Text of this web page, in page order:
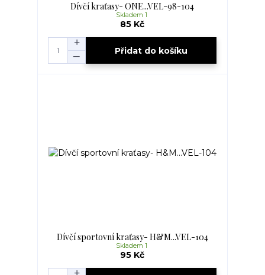
Dívčí kraťasy- ONE...VEL-98-104
85 Kč
Skladem 1
Přidat do košíku
Dívčí sportovní kraťasy- H&M...VEL-104
95 Kč
Skladem 1